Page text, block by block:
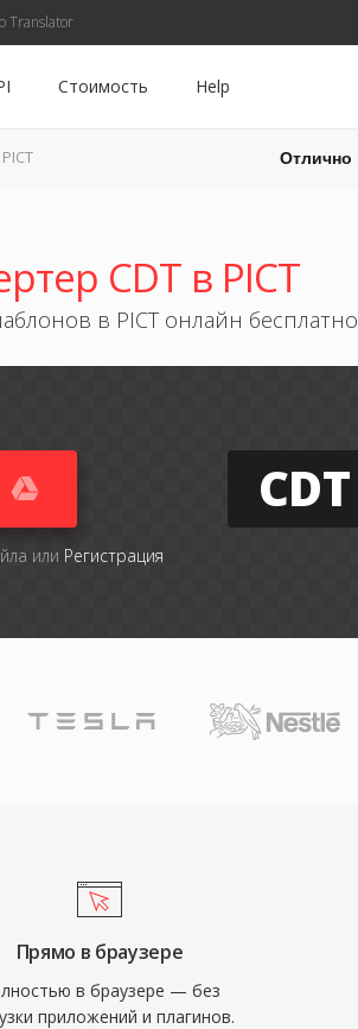
Translator
Стоимость Help
Отлично
CDT в PICT
в PICT онлайн бесплатно
или Регистрация
CDT
Прямо в браузере
в браузере — без
приложений и плагинов.